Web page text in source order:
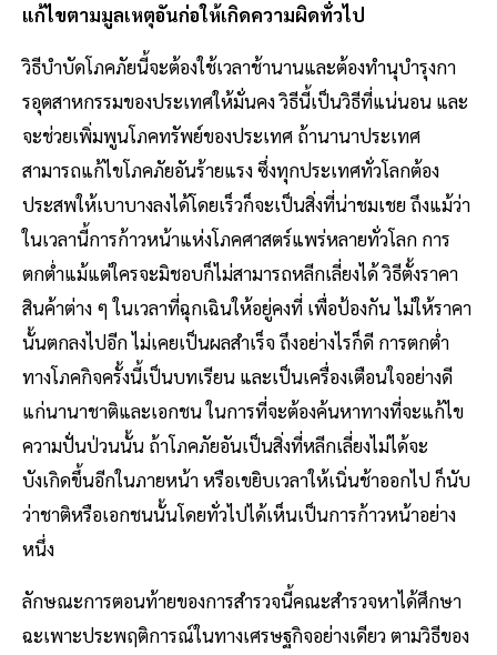
แก้ไขตามมูลเหตุอันก่อให้เกิดความผิดทั่วไป
วิธีบำบัดโภคภัยนี้จะต้องใช้เวลาช้านานและต้องทํานุบํารุงกา
รอุตสาหกรรมของประเทศให้มั่นคง วิธีนี้เป็นวิธีที่แน่นอน และ
จะช่วยเพิ่มพูนโภคทรัพย์ของประเทศ ถ้านานาประเทศ
สามารถแก้ไขโภคภัยอันร้ายแรง ซึ่งทุกประเทศทั่วโลกต้อง
ประสพให้เบาบางลงได้โดยเร็วก็จะเป็นสิ่งที่น่าชมเชย ถึงแม้ว่า
ในเวลานี้การก้าวหน้าแห่งโภคศาสตร์แพร่หลายทั่วโลก การ
ตกต่ำแม้แต่ใครจะมิชอบก็ไม่สามารถหลีกเลี่ยงได้ วิธีตั้งราคา
สินค้าต่าง ๆ ในเวลาที่ฉุกเฉินให้อยู่คงที่ เพื่อป้องกัน ไม่ให้ราคา
นั้นตกลงไปอีก ไม่เคยเป็นผลสําเร็จ ถึงอย่างไรก็ดี การตกต่ำ
ทางโภคกิจครั้งนี้เป็นบทเรียน และเป็นเครื่องเตือนใจอย่างดี
แก่นานาชาติและเอกชน ในการที่จะต้องค้นหาทางที่จะแก้ไข
ความปั่นป่วนนั้น ถ้าโภคภัยอันเป็นสิ่งที่หลีกเลี่ยงไม่ได้จะ
บังเกิดขึ้นอีกในภายหน้า หรือเขยิบเวลาให้เนิ่นช้าออกไป ก็นับ
ว่าชาติหรือเอกชนนั้นโดยทั่วไปได้เห็นเป็นการก้าวหน้าอย่าง
หนึ่ง
ลักษณะการตอนท้ายของการสํารวจนี้คณะสํารวจหาได้ศึกษา
ฉะเพาะประพฤติการณ์ในทางเศรษฐกิจอย่างเดียว ตามวิธีของ